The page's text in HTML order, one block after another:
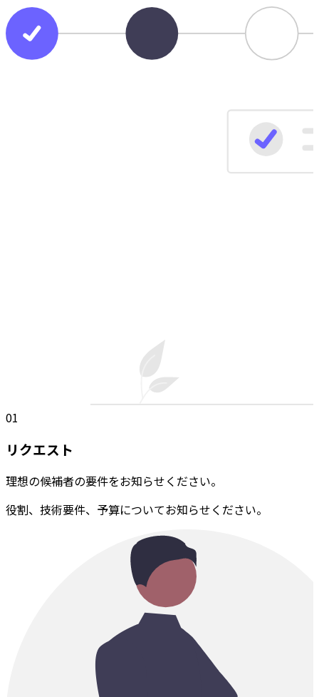
01
リクエスト
理想の候補者の要件をお知らせください。
役割、技術要件、予算についてお知らせください。